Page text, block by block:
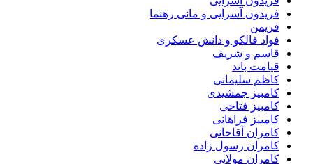
فریدون آسرایی و مانی رهنما
فریمن
فواد فالکو و دانش عسکری
قاسم و شریف
قیامت باند
کاظم سلیمانی
کامبیز جمشیدی
کامبیز فتاحی
کامبیز فراهانی
کامران آقاخانی
کامران رسول زاده
کامران مولایی